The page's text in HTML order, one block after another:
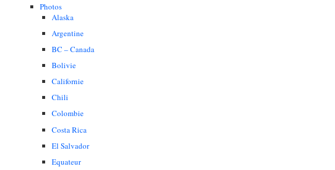
Photos
Alaska
Argentine
BC – Canada
Bolivie
Californie
Chili
Colombie
Costa Rica
El Salvador
Equateur